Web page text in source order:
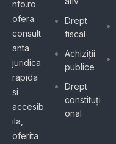
nfo.ro
ofera
consult
anta
juridica
rapida
si
accesib
ila,
oferita
Drept
fiscal
Achiziții
publice
Drept
constituți
onal